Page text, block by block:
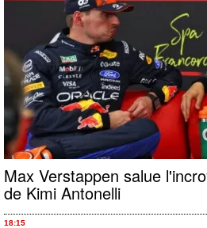
Max Verstappen salue
de Kimi Antonelli
18:15